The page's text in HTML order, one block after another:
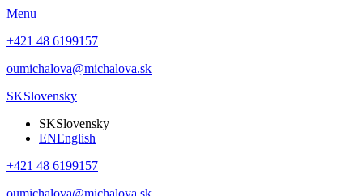
Menu
+421 48 6199157
oumichalova@michalova.sk
SKSlovensky
SKSlovensky
ENEnglish
+421 48 6199157
oumichalova@michalova.sk